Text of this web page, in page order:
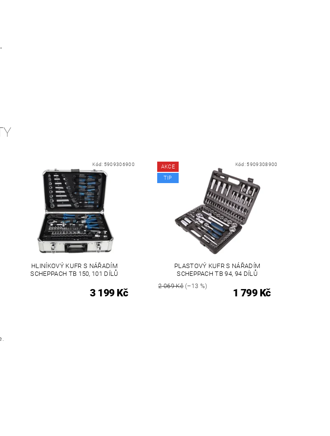
Kód: 5909306900
HLINÍKOVÝ KUFR S NÁŘADÍM
SCHEPPACH TB 150, 101 DÍLŮ
3 199 Kč
AKCE
TIP
Kód: 5909308900
PLASTOVÝ KUFR S NÁŘADÍM
SCHEPPACH TB 94, 94 DÍLŮ
2 069 Kč(–13 %)
1 799 Kč